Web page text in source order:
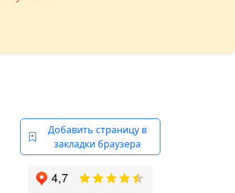
Добавить страницу в
закладки браузера